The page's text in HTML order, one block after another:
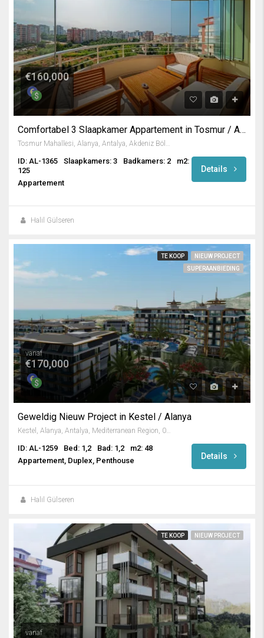
€160,000
Comfortabel 3 Slaapkamer Appartement in Tosmur / Alanya
ID: AL-1365 Slaapkamers: 3 Badkamers: 2
m2:
125
Appartement
Details
Halil Gülseren
TE KOOP
NIEUW PROJECT
SUPERAANBIEDING
vanaf
€170,000
Geweldig Nieuw Project in Kestel / Alanya
Kestel, Alanya, Antalya, Mediterranean Region, 07425, Turkey
ID: AL-1259 Bed: 1,2 Bad: 1,2
m2: 48
Appartement, Duplex, Penthouse
Details
Halil Gülseren
TE KOOP NIEUW PROJECT
vanaf